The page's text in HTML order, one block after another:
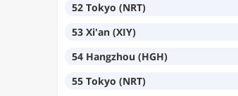
52 Tokyo (NRT)
53 Xi'an (XIY)
54 Hangzhou (HGH)
55 Tokyo (NRT)